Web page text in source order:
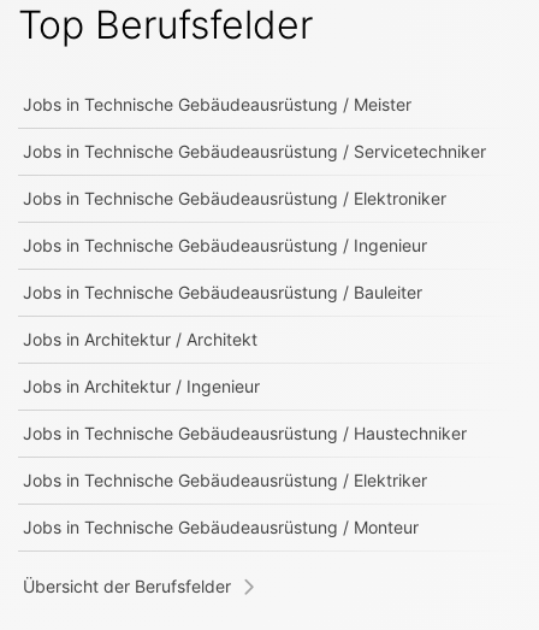
Top Berufsfelder
Jobs in Technische Gebäudeausrüstung / Meister
Jobs in Technische Gebäudeausrüstung / Servicetechniker
Jobs in Technische Gebäudeausrüstung / Elektroniker
Jobs in Technische Gebäudeausrüstung / Ingenieur
Jobs in Technische Gebäudeausrüstung / Bauleiter
Jobs in Architektur / Architekt
Jobs in Architektur / Ingenieur
Jobs in Technische Gebäudeausrüstung / Haustechniker
Jobs in Technische Gebäudeausrüstung / Elektriker
Jobs in Technische Gebäudeausrüstung / Monteur
Übersicht der Berufsfelder